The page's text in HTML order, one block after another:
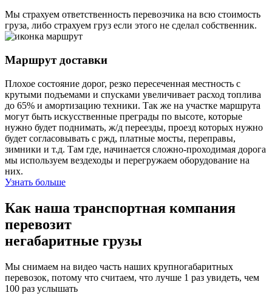
Мы страхуем ответственность перевозчика на всю стоимость
груза, либо страхуем груз если этого не сделал собственник.
Маршрут доставки
Плохое состояние дорог, резко пересеченная местность с
крутыми подъемами и спусками увеличивает расход топлива
до 65% и амортизацию техники. Так же на участке маршрута
могут быть искусственные преграды по высоте, которые
нужно будет поднимать, ж/д переезды, проезд которых нужно
будет согласовывать с ржд, платные мосты, переправы,
зимники и т.д. Там где, начинается сложно-проходимая дорога
мы используем вездеходы и перегружаем оборудование на
них.
Узнать больше
Как наша транспортная компания
перевозит
негабаритные грузы
Мы снимаем на видео часть наших крупногабаритных
перевозок, потому что считаем, что лучше 1 раз увидеть, чем
100 раз услышать